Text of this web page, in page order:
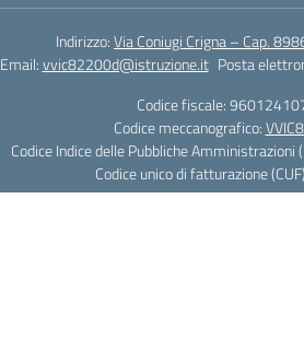
Indirizzo:Via Coniugi Crigna – Cap.
Email:vvic82200d@istruzione.it Posta
Codice fiscale:
Codice meccanografico:
Codice Indice delle Pubbliche
Codice unico di fatturazione